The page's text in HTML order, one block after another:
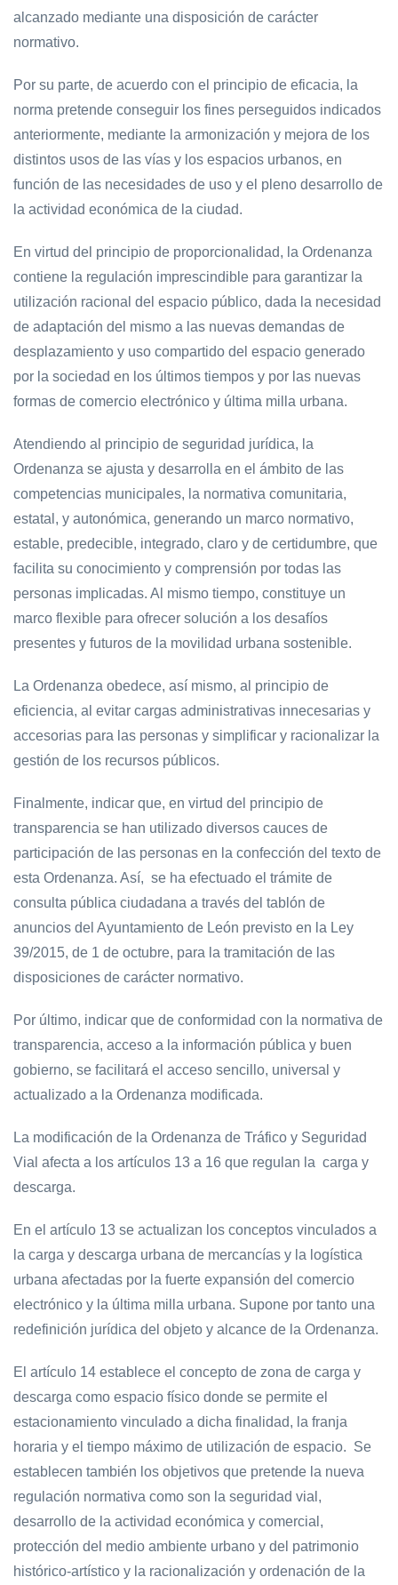
alcanzado mediante una disposición de carácter
normativo.
Por su parte, de acuerdo con el principio de eficacia, la
norma pretende conseguir los fines perseguidos indicados
anteriormente, mediante la armonización y mejora de los
distintos usos de las vías y los espacios urbanos, en
función de las necesidades de uso y el pleno desarrollo de
la actividad económica de la ciudad.
En virtud del principio de proporcionalidad, la Ordenanza
contiene la regulación imprescindible para garantizar la
utilización racional del espacio público, dada la necesidad
de adaptación del mismo a las nuevas demandas de
desplazamiento y uso compartido del espacio generado
por la sociedad en los últimos tiempos y por las nuevas
formas de comercio electrónico y última milla urbana.
Atendiendo al principio de seguridad jurídica, la
Ordenanza se ajusta y desarrolla en el ámbito de las
competencias municipales, la normativa comunitaria,
estatal, y autonómica, generando un marco normativo,
estable, predecible, integrado, claro y de certidumbre, que
facilita su conocimiento y comprensión por todas las
personas implicadas. Al mismo tiempo, constituye un
marco flexible para ofrecer solución a los desafíos
presentes y futuros de la movilidad urbana sostenible.
La Ordenanza obedece, así mismo, al principio de
eficiencia, al evitar cargas administrativas innecesarias y
accesorias para las personas y simplificar y racionalizar la
gestión de los recursos públicos.
Finalmente, indicar que, en virtud del principio de
transparencia se han utilizado diversos cauces de
participación de las personas en la confección del texto de
esta Ordenanza. Así, se ha efectuado el trámite de
consulta pública ciudadana a través del tablón de
anuncios del Ayuntamiento de León previsto en la Ley
39/2015, de 1 de octubre, para la tramitación de las
disposiciones de carácter normativo.
Por último, indicar que de conformidad con la normativa de
transparencia, acceso a la información pública y buen
gobierno, se facilitará el acceso sencillo, universal y
actualizado a la Ordenanza modificada.
La modificación de la Ordenanza de Tráfico y Seguridad
Vial afecta a los artículos 13 a 16 que regulan la carga y
descarga.
En el artículo 13 se actualizan los conceptos vinculados a
la carga y descarga urbana de mercancías y la logística
urbana afectadas por la fuerte expansión del comercio
electrónico y la última milla urbana. Supone por tanto una
redefinición jurídica del objeto y alcance de la Ordenanza.
El artículo 14 establece el concepto de zona de carga y
descarga como espacio físico donde se permite el
estacionamiento vinculado a dicha finalidad, la franja
horaria y el tiempo máximo de utilización de espacio. Se
establecen también los objetivos que pretende la nueva
regulación normativa como son la seguridad vial,
desarrollo de la actividad económica y comercial,
protección del medio ambiente urbano y del patrimonio
histórico-artístico y la racionalización y ordenación de la